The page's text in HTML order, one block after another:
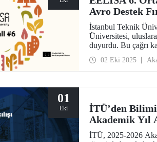
Avro Destek
İstanbul Teknik
Üniversitesi,
duyurdu. Bu çağrı
maksimum destek
02 Eki 2025
01
Eki
İTÜ’den
Akademik Yıl
İTÜ, 2025-2026